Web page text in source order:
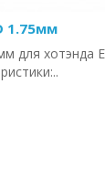
1.75мм
для хотэнда